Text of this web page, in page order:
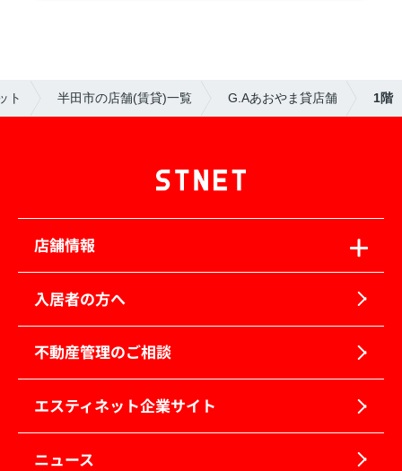
ト 半田市の店舗(賃貸)一覧 G.Aあおやま貸店舗 1階
店舗情報
入居者の方へ
不動産管理のご相談
エスティネット企業サイト
ニュース